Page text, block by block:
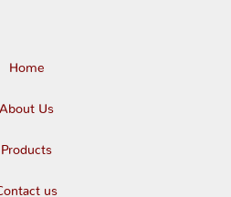
Home
About Us
Products
us